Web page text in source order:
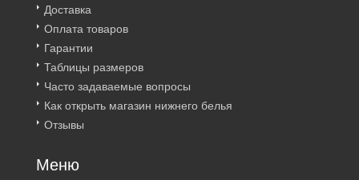
Доставка
Оплата товаров
Гарантии
Таблицы размеров
Часто задаваемые вопросы
Как открыть магазин нижнего белья
Отзывы
Меню